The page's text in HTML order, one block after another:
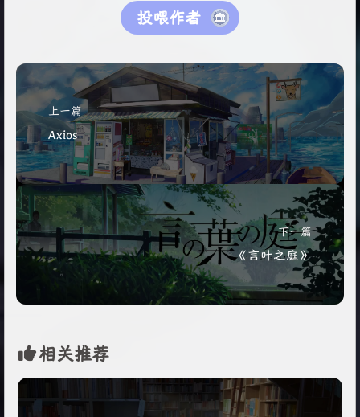
投喂作者
上一篇
Axios
下一篇
《言叶之庭》
相关推荐